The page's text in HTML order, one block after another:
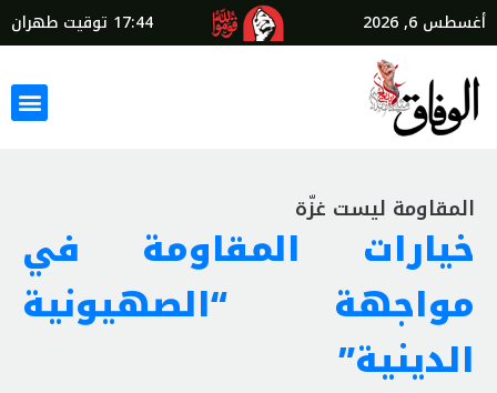
أغسطس 6, 2026 17:44 توقيت طهران
المقاومة ليست غزّة
خيارات المقاومة في
مواجهة “الصهيونية
الدينية”